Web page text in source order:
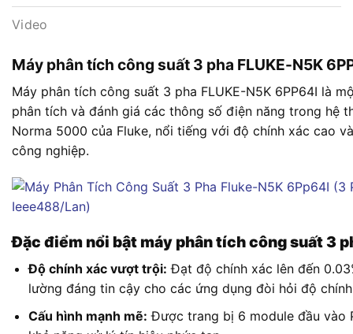
Video
Máy phân tích công suất 3 pha FLUKE-N5K
Máy phân tích công suất 3 pha FLUKE-N5K 6PP64I là
phân tích và đánh giá các thông số điện năng trong hệ
Norma 5000 của Fluke, nổi tiếng với độ chính xác cao
công nghiệp.
Đặc điểm nổi bật máy phân tích công suất 3
Độ chính xác vượt trội: Đạt độ chính xác lên đến
lường đáng tin cậy cho các ứng dụng đòi hỏi độ
Cấu hình mạnh mẽ: Được trang bị 6 module đầu vào